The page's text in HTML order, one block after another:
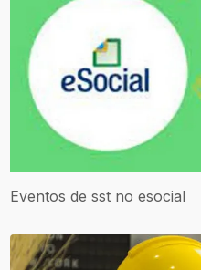
Eventos de sst no esocial